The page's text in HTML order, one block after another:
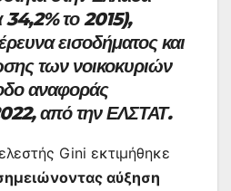
st e
n
g
er
a
m
α
σ
τε
ίτ
ε
το 2015),
εισοδήματος και
των νοικοκυριών
αναφοράς
από την ΕΛΣΤΑΤ.
Gini εκτιμήθηκε
αύξηση